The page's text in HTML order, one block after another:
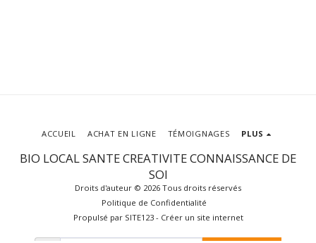
BIO LOCAL SANTE CREATIVITE CONNAISSANCE DE
SOI
Droits d'auteur © 2026 Tous droits réservés
Politique de Confidentialité
Propulsé par SITE123- Créer un site internet
ACCUEIL ACHAT EN LIGNE TÉMOIGNAGES PLUS